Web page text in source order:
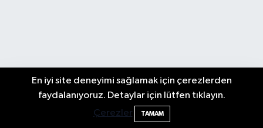
En iyi site deneyimi sağlamak için çerezlerden
faydalanıyoruz. Detaylar için lütfen tıklayın.
Çerezler
TAMAM
2 Buzağı Hediyeli Bal Festivalinde Hande
Ünsal Sahne Alacak